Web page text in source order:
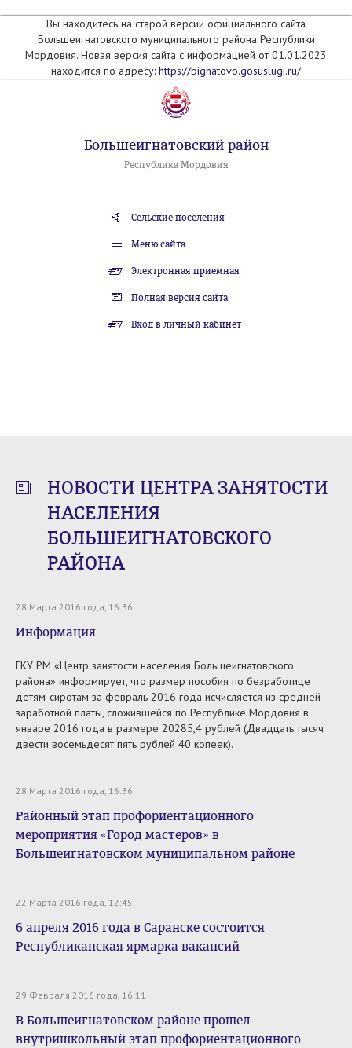
Вы находитесь на старой версии официального сайта
Большеигнатовского муниципального района Республики
Мордовия. Новая версия сайта с информацией от 01.01.2023
находится по адресу: https://bignatovo.gosuslugi.ru/
Большеигнатовский район
Республика Мордовия
Сельские поселения
Меню сайта
Электронная приемная
Полная версия сайта
Вход в личный кабинет
НОВОСТИ ЦЕНТРА ЗАНЯТОСТИ
НАСЕЛЕНИЯ
БОЛЬШЕИГНАТОВСКОГО
РАЙОНА
28 Марта 2016 года, 16:36
Информация
ГКУ РМ «Центр занятости населения Большеигнатовского
района» информирует, что размер пособия по безработице
детям-сиротам за февраль 2016 года исчисляется из средней
заработной платы, сложившейся по Республике Мордовия в
январе 2016 года в размере 20285,4 рублей (Двадцать тысяч
двести восемьдесят пять рублей 40 копеек).
28 Марта 2016 года, 16:36
Районный этап профориентационного
мероприятия «Город мастеров» в
Большеигнатовском муниципальном районе
22 Марта 2016 года, 12:45
6 апреля 2016 года в Саранске состоится
Республиканская ярмарка вакансий
29 Февраля 2016 года, 16:11
В Большеигнатовском районе прошел
внутришкольный этап профориентационного